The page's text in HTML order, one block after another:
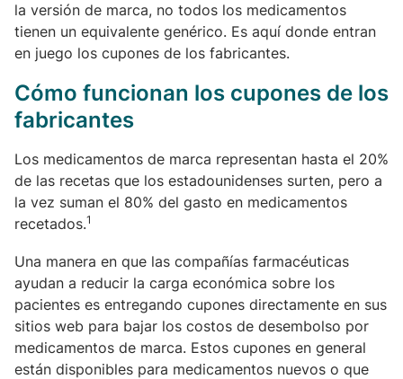
la versión de marca, no todos los medicamentos
tienen un equivalente genérico. Es aquí donde entran
en juego los cupones de los fabricantes.
Cómo funcionan los cupones de los
fabricantes
Los medicamentos de marca representan hasta el 20%
de las recetas que los estadounidenses surten, pero a
la vez suman el 80% del gasto en medicamentos
recetados.1
Una manera en que las compañías farmacéuticas
ayudan a reducir la carga económica sobre los
pacientes es entregando cupones directamente en sus
sitios web para bajar los costos de desembolso por
medicamentos de marca. Estos cupones en general
están disponibles para medicamentos nuevos o que